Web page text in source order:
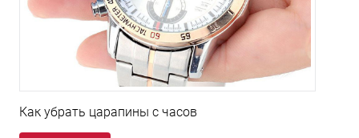
Как убрать царапины с часов